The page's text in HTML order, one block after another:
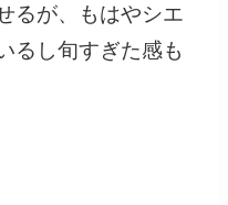
るが、もはやシエ
るし旬すぎた感も